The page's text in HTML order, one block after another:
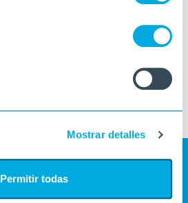
Mostrar detalles
Permitir todas